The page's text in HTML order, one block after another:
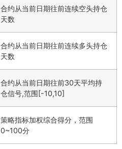
合约从当前日期往前连续空头持仓
天数
合约从当前日期往前连续多头持仓
天数
合约从当前日期往前30天平均持
仓信号,范围[-10,10]
策略指标加权综合得分，范围
0~100分